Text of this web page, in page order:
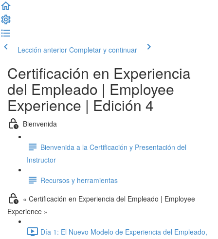
Lección anterior Completar y continuar
Certificación en Experiencia
del Empleado | Employee
Experience | Edición 4
Bienvenida
Bienvenida a la Certificación y Presentación del
Instructor
Recursos y herramientas
« Certificación en Experiencia del Empleado | Employee
Experience »
Día 1: El Nuevo Modelo de Experiencia del Empleado,